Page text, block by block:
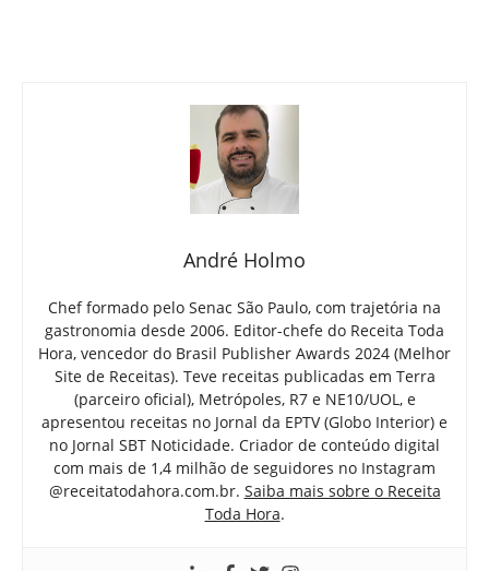
André Holmo
Chef formado pelo Senac São Paulo, com trajetória na
gastronomia desde 2006. Editor-chefe do Receita Toda
Hora, vencedor do Brasil Publisher Awards 2024 (Melhor
Site de Receitas). Teve receitas publicadas em Terra
(parceiro oficial), Metrópoles, R7 e NE10/UOL, e
apresentou receitas no Jornal da EPTV (Globo Interior) e
no Jornal SBT Noticidade. Criador de conteúdo digital
com mais de 1,4 milhão de seguidores no Instagram
@receitatodahora.com.br. Saiba mais sobre o Receita
Toda Hora.